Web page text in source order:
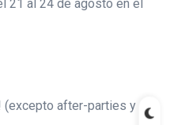
21 al 24 de agosto en el
(excepto after-parties y